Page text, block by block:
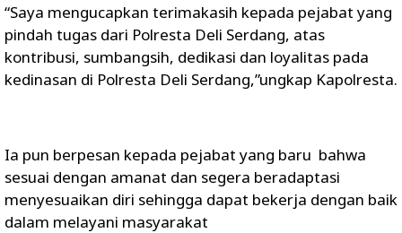
“Saya mengucapkan terimakasih kepada pejabat yang
pindah tugas dari Polresta Deli Serdang, atas
kontribusi, sumbangsih, dedikasi dan loyalitas pada
kedinasan di Polresta Deli Serdang,”ungkap Kapolresta.
Ia pun berpesan kepada pejabat yang baru bahwa
sesuai dengan amanat dan segera beradaptasi
menyesuaikan diri sehingga dapat bekerja dengan baik
dalam melayani masyarakat